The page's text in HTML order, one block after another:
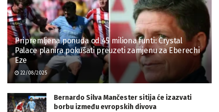
Pripremljena ponuda od 45 miliona funti: Crystal
Palace planira pokušati preuzeti zamjenu za Eberechi
Eze
22/08/2025
Bernardo Silva Mančester sitija će izazvati
borbu između evropskih divova